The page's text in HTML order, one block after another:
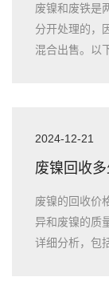
废镍和废铁是
分开处理的，
混合出售。以
2024-12-21
废镍回收
废镍的回收价
异和废镍的质
详细分析，包